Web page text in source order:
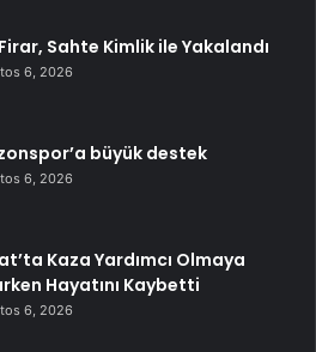
Firar, Sahte Kimlik ile Yakalandı
6, 2026
büyük destek
6, 2026
Kaza Yardımcı Olmaya
Hayatını Kaybetti
6, 2026